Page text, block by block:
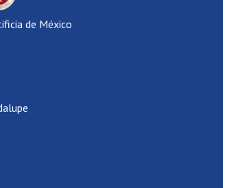
de México